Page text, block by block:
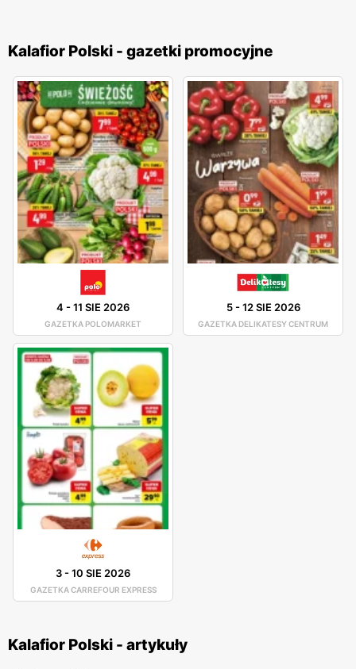
Kalafior Polski - gazetki promocyjne
4 -11 SIE 2026
GAZETKA POLOMARKET
5-12 SIE 2026
GAZETKA DELIKATESY CENTRUM
3-10 SIE 2026
GAZETKA CARREFOUR EXPRESS
Kalafior Polski - artykuły